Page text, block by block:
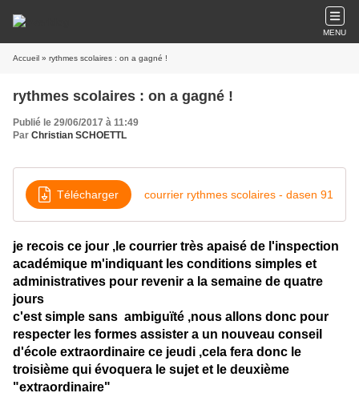
MENU
Accueil » rythmes scolaires : on a gagné !
rythmes scolaires : on a gagné !
Publié le 29/06/2017 à 11:49
Par Christian SCHOETTL
Télécharger courrier rythmes scolaires - dasen 91
je recois ce jour ,le courrier très apaisé de l'inspection
académique m'indiquant les conditions simples et
administratives pour revenir a la semaine de quatre
jours
c'est simple sans ambiguïté ,nous allons donc pour
respecter les formes assister a un nouveau conseil
d'école extraordinaire ce jeudi ,cela fera donc le
troisième qui évoquera le sujet et le deuxième
"extraordinaire"